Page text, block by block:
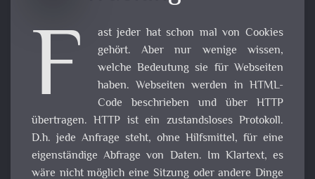
F
ast jeder hat schon mal von Cookies
gehört. Aber nur wenige wissen,
welche Bedeutung sie für Webseiten
haben. Webseiten werden in HTML-
Code beschrieben und über HTTP
übertragen. HTTP ist ein zustandsloses Protokoll.
D.h. jede Anfrage steht, ohne Hilfsmittel, für eine
eigenständige Abfrage von Daten. Im Klartext, es
wäre nicht möglich eine Sitzung oder andere Dinge